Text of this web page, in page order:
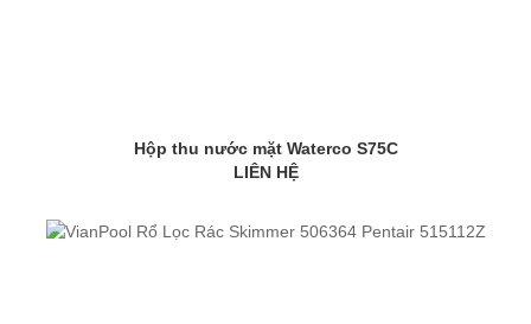
Hộp thu nước mặt Waterco S75C
LIÊN HỆ